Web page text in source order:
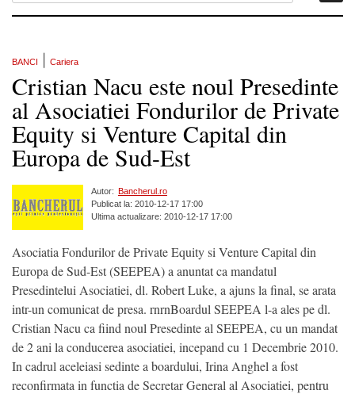
BANCI Cariera
Cristian Nacu este noul Presedinte
al Asociatiei Fondurilor de Private
Equity si Venture Capital din
Europa de Sud-Est
Autor: Bancherul.ro
Publicat la: 2010-12-17 17:00
Ultima actualizare: 2010-12-17 17:00
Asociatia Fondurilor de Private Equity si Venture Capital din
Europa de Sud-Est (SEEPEA) a anuntat ca mandatul
Presedintelui Asociatiei, dl. Robert Luke, a ajuns la final, se arata
intr-un comunicat de presa. rnrnBoardul SEEPEA l-a ales pe dl.
Cristian Nacu ca fiind noul Presedinte al SEEPEA, cu un mandat
de 2 ani la conducerea asociatiei, incepand cu 1 Decembrie 2010.
In cadrul aceleiasi sedinte a boardului, Irina Anghel a fost
reconfirmata in functia de Secretar General al Asociatiei, pentru